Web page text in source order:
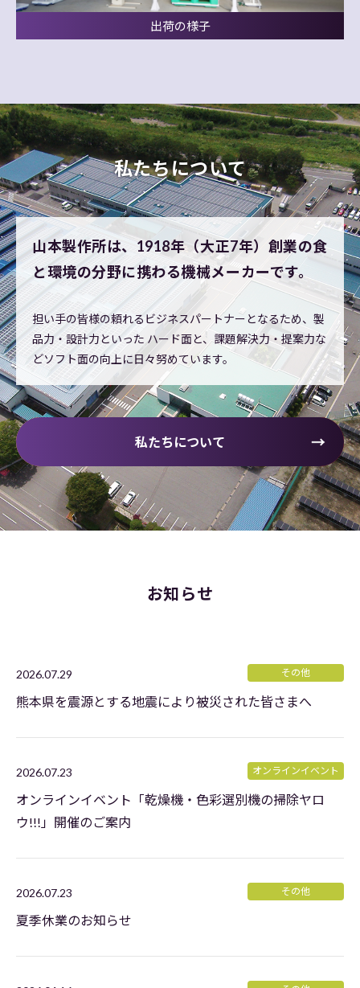
出荷の様子
私たちについて
山本製作所は、 1918年（大正7年）創業の食
と環境の分野に携わる機械メーカーです。
担い手の皆様の頼れるビジネスパートナーとなるため、 製
品力・設計力といった ハード面と、課題解決力・提案力な
どソフト面の向上に日々努めています。
私たちについて
お知らせ
2026.07.29 その他
熊本県を震源とする地震により被災された皆さまへ
2026.07.23 オンラインイベント
オンラインイベント「乾燥機・色彩選別機の掃除ヤロ
ウ!!!」開催のご案内
2026.07.23 その他
夏季休業のお知らせ